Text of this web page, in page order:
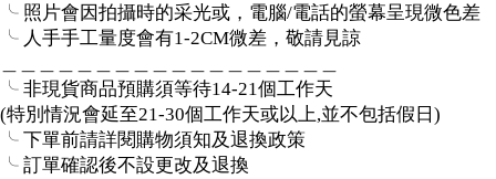
╰ 照片會因拍攝時的采光或，電腦/電話的螢幕呈現微色差
╰ 人手手工量度會有1-2CM微差，敬請見諒
╰ 非現貨商品預購須等待14-21個工作天
(特別情況會延至21-30個工作天或以上,並不包括假日)
╰ 下單前請詳閱購物須知及退換政策
╰ 訂單確認後不設更改及退換